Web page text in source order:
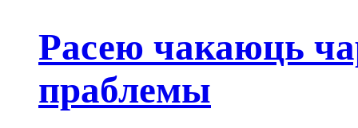
Расею чакаюць
праблемы